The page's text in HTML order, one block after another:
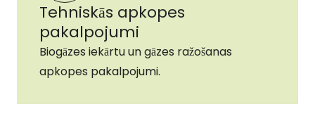
Tehniskās apkopes
pakalpojumi
Biogāzes iekārtu un gāzes ražošanas
apkopes pakalpojumi.